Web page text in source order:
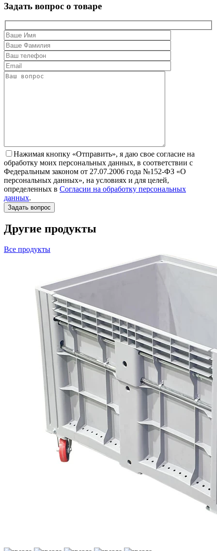
Задать вопрос о товаре
Нажимая кнопку «Отправить», я даю свое согласие на
обработку моих персональных данных, в соответствии с
Федеральным законом от 27.07.2006 года №152-ФЗ «О
персональных данных», на условиях и для целей,
определенных в Согласии на обработку персональных
данных.
Другие продукты
Все продукты